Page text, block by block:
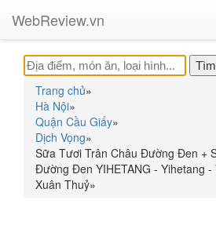
WebReview.vn
Trang chủ»
Hà Nội»
Quận Cầu Giấy»
Dịch Vọng»
Sữa Tươi Trân Châu Đường Đen +
Đường Đen YIHETANG - Yihetang
Xuân Thuỷ»